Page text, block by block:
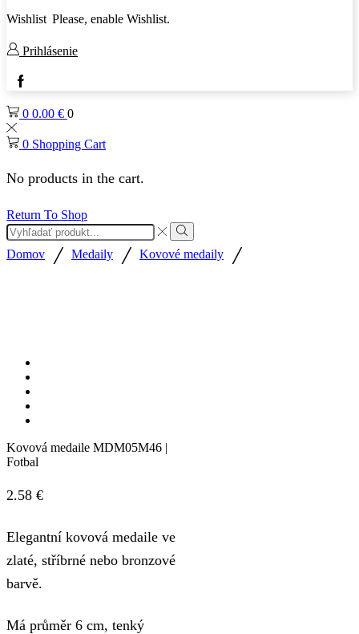
Wishlist Please, enable Wishlist.
Prihlásenie
Facebook
0 0.00 € 0
0 Shopping Cart
No products in the cart.
Return To Shop
Search
input
Search
Domov / Medaily / Kovové medaily /
Kovová medaile MDM05M46 |
Fotbal
2.58 €
Elegantní kovová medaile ve
zlaté, stříbrné nebo bronzové
barvě.
Má průměr 6 cm, tenký